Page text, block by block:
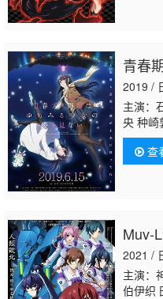
青春
2019 /
主演：
央 种崎
马 佐藤
理 福
野孝聪
查
Muv-
2021 /
主演：
伯伊织